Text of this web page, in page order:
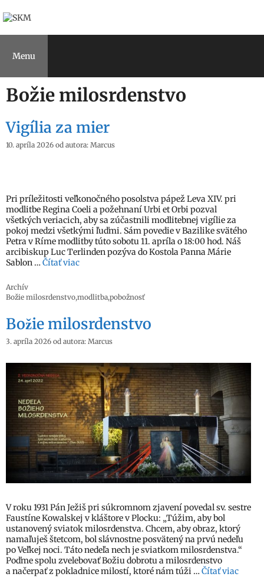
na
Menu
Božie milosrdenstvo
Vigília za mier
10. apríla 2026 od autora: Marcus
Pri príležitosti veľkonočného posolstva pápež Leva XIV. pri
modlitbe Regina Coeli a požehnaní Urbi et Orbi pozval
všetkých veriacich, aby sa zúčastnili modlitebnej vigílie za
pokoj medzi všetkými ľuďmi. Sám povedie v Bazilike svätého
Petra v Ríme modlitby túto sobotu 11. apríla o 18:00 hod. Náš
arcibiskup Luc Terlinden pozýva do Kostola Panna Márie
Sablon …Čítať viac
Kategórie
Archív
Značky
Božie milosrdenstvo,modlitba,pobožnosť
Božie milosrdenstvo
3. apríla 2026 od autora: Marcus
V roku 1931 Pán Ježiš pri súkromnom zjavení povedal sv. sestre
Faustíne Kowalskej v kláštore v Plocku: „Túžim, aby bol
ustanovený sviatok milosrdenstva. Chcem, aby obraz, ktorý
namaľuješ štetcom, bol slávnostne posvätený na prvú nedeľu
po Veľkej noci. Táto nedeľa nech je sviatkom milosrdenstva.“
Poďme spolu zvelebovať Božiu dobrotu a milosrdenstvo
a načerpať z pokladnice milostí, ktoré nám túži …Čítať viac